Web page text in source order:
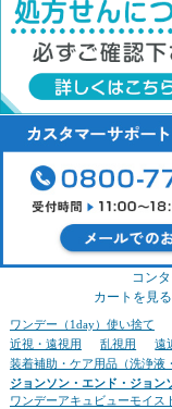
コン
カートを見る
ワンデー（1day）使い捨て
近視・遠視用
乱視用 遠
装着補助・ケア用品（洗浄液
ジョンソン・エンド・ジョン
ワンデーアキュビューモイス